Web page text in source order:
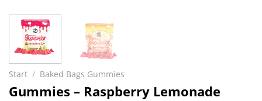
Start / Baked Bags Gummies
Gummies – Raspberry Lemonade